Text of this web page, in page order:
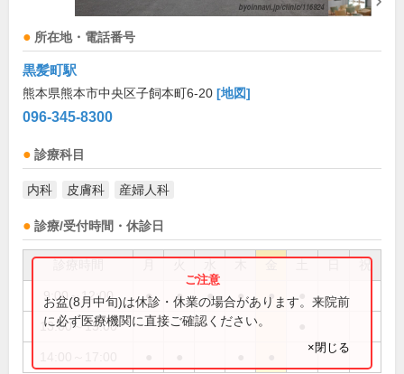
所在地・電話番号
黒髪町駅
熊本県熊本市中央区子飼本町6-20 [地図]
096-345-8300
診療科目
内科 皮膚科 産婦人科
診療/受付時間・休診日
祝
9:00～12:00 ● ● ● ● ●
13:00～15:00
お盆(8月中旬)は休診・休業の場合があります。来院前
に必ず医療機関に直接ご確認ください。
×閉じる